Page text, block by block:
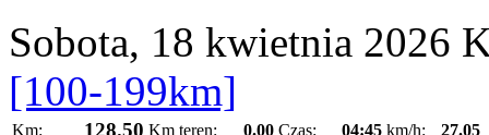
Sobota, 18 kwietnia 2026
[100-199km]
Km: 128.50 Km teren: 0.00 Czas: 04:45 km/h:
27.05